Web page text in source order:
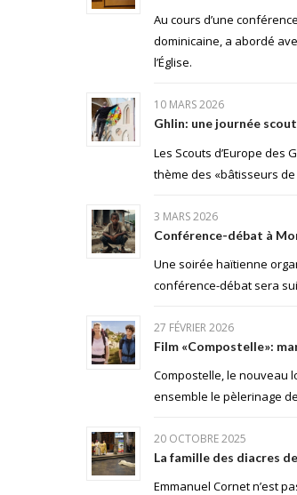
Au cours d’une
dominicaine, a abordé
l’Église.
10 MARS 2026
Ghlin: une journée
Les Scouts d’Europe
thème des «bâtisseurs
3 MARS 2026
Conférence-débat à
Une soirée haïtienne
conférence-débat sera
27 FÉVRIER 2026
Film «Compostelle»:
Compostelle, le nouveau
ensemble le pèlerinage
20 OCTOBRE 2025
La famille des diacres
Emmanuel Cornet n’est